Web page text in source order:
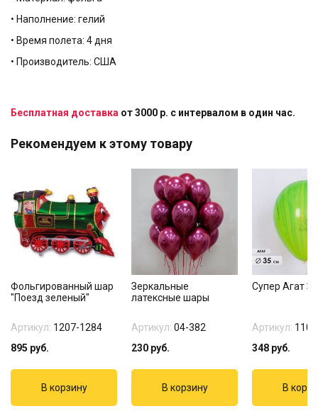
• Наполнение: гелий
• Время полета: 4 дня
• Производитель: США
Бесплатная доставка от 3000 р. с интервалом в один час.
Рекомендуем к этому товару
Фольгированный шар
"Поезд зеленый"
Артикул: 1207-1284
895 руб.
Зеркальные
латексные шары
Артикул: 04-382
230 руб.
Супер Агат
Артикул:
348 руб.